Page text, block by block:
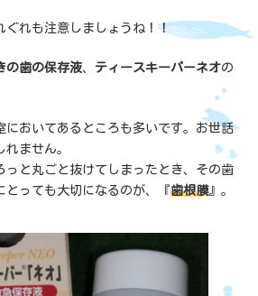
ぐれも注意しましょうね！！
の歯の保存液、 ティースキーパーネオの
においてあるところも多いです。お世話
ません。
っと丸ごと抜けてしまったとき、その歯
とっても大切になるのが、『歯根膜』。